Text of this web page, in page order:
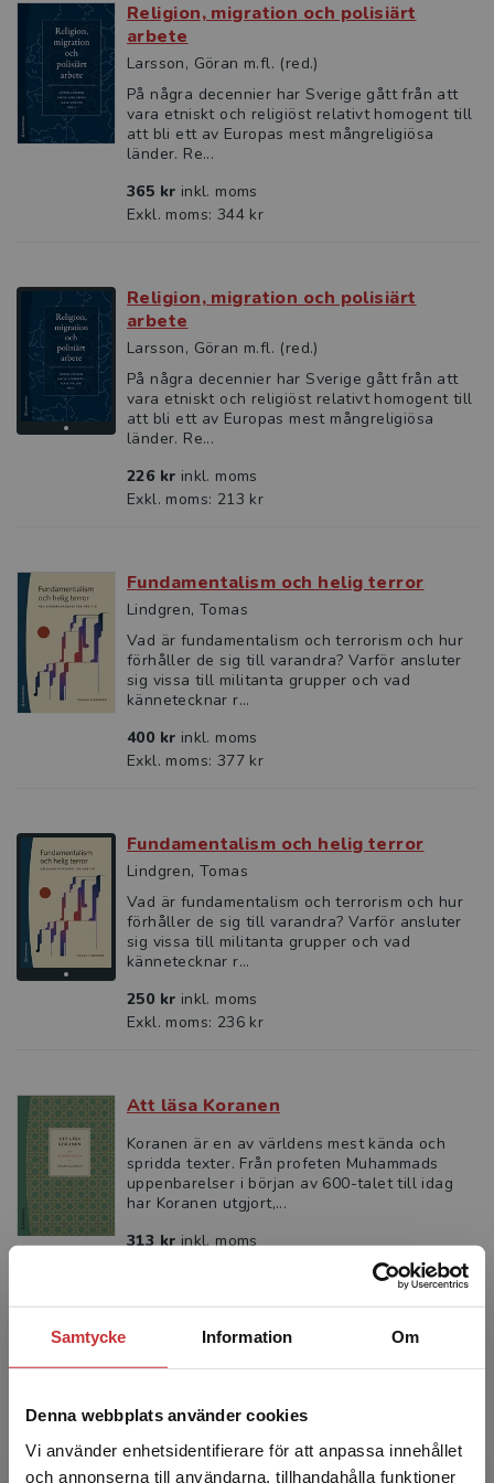
Samtycke Information Om
Denna webbplats använder cookies
Vi använder enhetsidentifierare för att anpassa innehållet
och annonserna till användarna, tillhandahålla funktioner
Religion, migration och polisiärt
arbete
Larsson, Göran m.fl. (red.)
På några decennier har Sverige gått från att
vara etniskt och religiöst relativt homogent till
att bli ett av Europas mest mångreligiösa
länder. Re...
365 kr inkl. moms
Exkl. moms: 344 kr
Religion, migration och polisiärt
arbete
Larsson, Göran m.fl. (red.)
På några decennier har Sverige gått från att
vara etniskt och religiöst relativt homogent till
att bli ett av Europas mest mångreligiösa
länder. Re...
226 kr inkl. moms
Exkl. moms: 213 kr
Fundamentalism och helig terror
Lindgren, Tomas
Vad är fundamentalism och terrorism och hur
förhåller de sig till varandra? Varför ansluter
sig vissa till militanta grupper och vad
kännetecknar r...
400 kr inkl. moms
Exkl. moms: 377 kr
Fundamentalism och helig terror
Lindgren, Tomas
Vad är fundamentalism och terrorism och hur
förhåller de sig till varandra? Varför ansluter
sig vissa till militanta grupper och vad
kännetecknar r...
250 kr inkl. moms
Exkl. moms: 236 kr
Att läsa Koranen
Koranen är en av världens mest kända och
spridda texter. Från profeten Muhammads
uppenbarelser i början av 600-talet till idag
har Koranen utgjort,...
313 krinkl. moms
Religionshistoria
Asprem, E - Sundqvist, O (red.)
I denna introduktion till religionshistoriens
teori och metod beskrivs ämnets innehåll,
karaktär och gränser: Vad är religionshistoria,